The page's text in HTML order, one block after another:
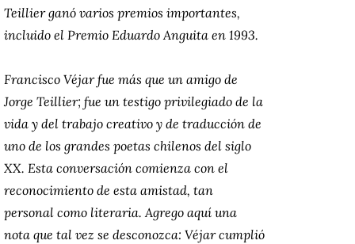
Teillier ganó varios premios importantes,
incluido el Premio Eduardo Anguita en 1993.
Francisco Véjar fue más que un amigo de
Jorge Teillier; fue un testigo privilegiado de la
vida y del trabajo creativo y de traducción de
uno de los grandes poetas chilenos del siglo
XX. Esta conversación comienza con el
reconocimiento de esta amistad, tan
personal como literaria. Agrego aquí una
nota que tal vez se desconozca: Véjar cumplió